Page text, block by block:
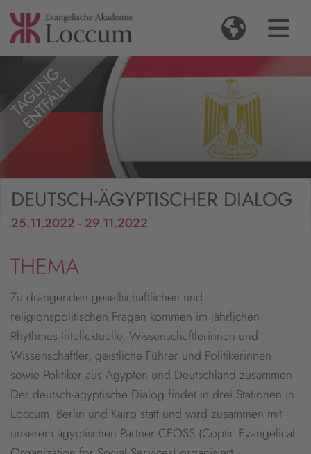
DEUTSCH-ÄGYPTISCHER DIALOG
25.11.2022 - 29.11.2022
THEMA
Zu drängenden gesellschaftlichen und
religionspolitischen Fragen kommen im jährlichen
Rhythmus Intellektuelle, Wissenschaftlerinnen und
Wissenschaftler, geistliche Führer und Politikerinnen
sowie Politiker aus Ägypten und Deutschland zusammen.
Der deutsch-ägyptische Dialog findet in drei Stationen in
Loccum, Berlin und Kairo statt und wird zusammen mit
unserem ägyptischen Partner CEOSS (Coptic Evangelical